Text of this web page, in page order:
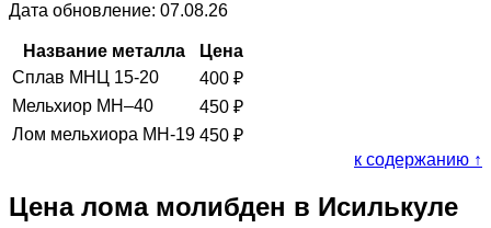
Дата обновление: 07.08.26
Название металла
Цена
Сплав МНЦ 15-20
400 ₽
Мельхиор МН–40
450 ₽
Лом мельхиора МН-19 450 ₽
к содержанию ↑
Цена лома молибден в Исилькуле